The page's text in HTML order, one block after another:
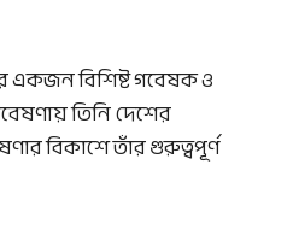
একজন বিশিষ্ট গবেষক ও
তিনি দেশের
বিকাশে তাঁর গুরুত্বপূর্ণ